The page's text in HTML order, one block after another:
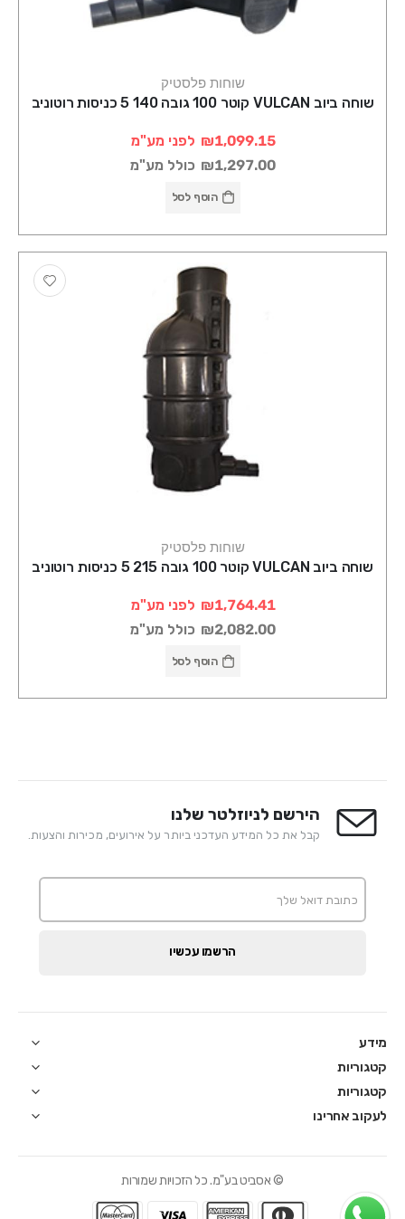
שוחות פלסטיק
שוחה ביוב VULCAN קוטר 100 גובה 140 5 כניסות רוטוניב
₪1,099.15 לפני מע"מ
₪1,297.00 כולל מע"מ
הוסף לסל
שוחות פלסטיק
שוחה ביוב VULCAN קוטר 100 גובה 215 5 כניסות רוטוניב
₪1,764.41 לפני מע"מ
₪2,082.00 כולל מע"מ
הוסף לסל
הירשם לניוזלטר שלנו
קבל את כל המידע העדכני ביותר על אירועים, מכירות והצעות.
הרשמו עכשיו
מידע
קטגוריות
קטגוריות
לעקוב אחרינו
© אסביט בע"מ. כל הזכויות שמורות